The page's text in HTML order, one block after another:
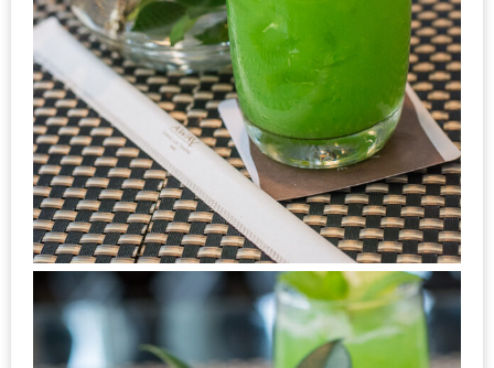
เอาใจ
ขา
กิน
โดย
เฉพาะ
อิ่ม
ไม่
อั้น
กิน